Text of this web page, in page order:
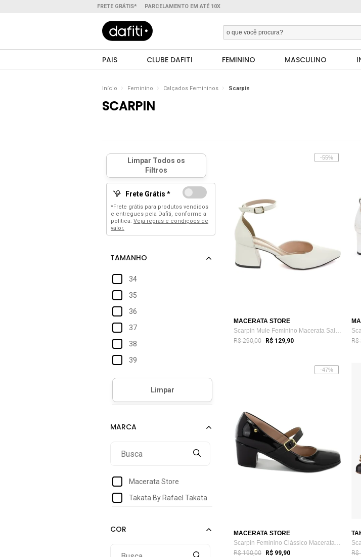
FRETE GRÁTIS* PARCELAMENTO EM ATÉ 10X
PAIS CLUBE DAFITI FEMININO MASCULINO
Início Feminino Calçados Femininos Scarpin
SCARPIN
Frete Grátis *
*Frete grátis para produtos vendidos
e entregues pela Dafiti, conforme a
política: Veja regras e condições de
valor.
34
35
36
37
38
39
40
Macerata Store
Takata By Rafael Takata
-55%
MACERATA STORE
Scarpin Mule Feminino Macerata Salome Bi...
R$ 290,00 R$ 129,90 R$
-47%
MACERATA STORE
Scarpin Feminino Clássico Macerata Salto...
R$ 190,00 R$ 99,90 R$